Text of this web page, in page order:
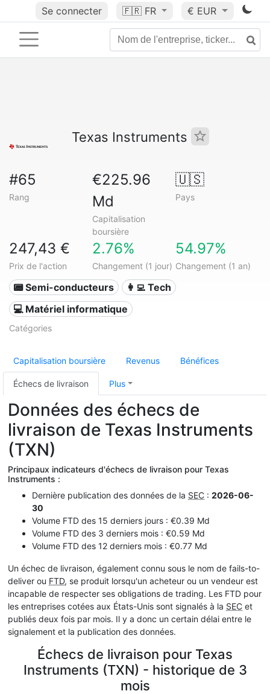
Se connecter 🇫🇷 FR € EUR
Texas Instruments
#65
Rang
€225.96
Md
Capitalisation
boursière
🇺🇸
Pays
247,43 €
Prix de l'action
2.76%
Changement (1 jour)
54.97%
Changement (1 an)
📟 Semi-conducteurs
👩‍💻 Tech
💻 Matériel informatique
Catégories
Capitalisation boursière Revenus Bénéfices
Échecs de livraison Plus
Données des échecs de
livraison de Texas Instruments
(TXN)
Principaux indicateurs d'échecs de livraison pour Texas
Instruments :
Dernière publication des données de la SEC : 2026-06-
30
Volume FTD des 15 derniers jours : €0.39 Md
Volume FTD des 3 derniers mois : €0.59 Md
Volume FTD des 12 derniers mois : €0.77 Md
Un échec de livraison, également connu sous le nom de fails-to-
deliver ou FTD, se produit lorsqu'un acheteur ou un vendeur est
incapable de respecter ses obligations de trading. Les FTD pour
les entreprises cotées aux États-Unis sont signalés à la SEC et
publiés deux fois par mois. Il y a donc un certain délai entre le
signalement et la publication des données.
Échecs de livraison pour Texas
Instruments (TXN) - historique de 3
mois